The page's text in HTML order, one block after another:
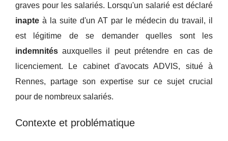
graves pour les salariés. Lorsqu'un salarié est déclaré
inapteà la suite d'un AT par le médecin du travail, il
est légitime de se demander quelles sont les
indemnitésauxquelles il peut prétendre en cas de
licenciement. Le cabinet d'avocats ADVIS, situé à
Rennes, partage son expertise sur ce sujet crucial
pour de nombreux salariés.
Contexte et problématique